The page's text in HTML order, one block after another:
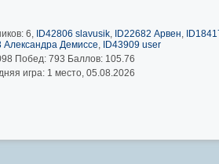
6, ID42806 slavusik, ID22682 Арвен,
Александра Демиссе, ID43909 user
Побед: 793 Баллов: 105.76
игра: 1 место, 05.08.2026